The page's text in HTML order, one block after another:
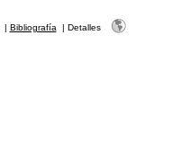
| Bibliografía | Detalles